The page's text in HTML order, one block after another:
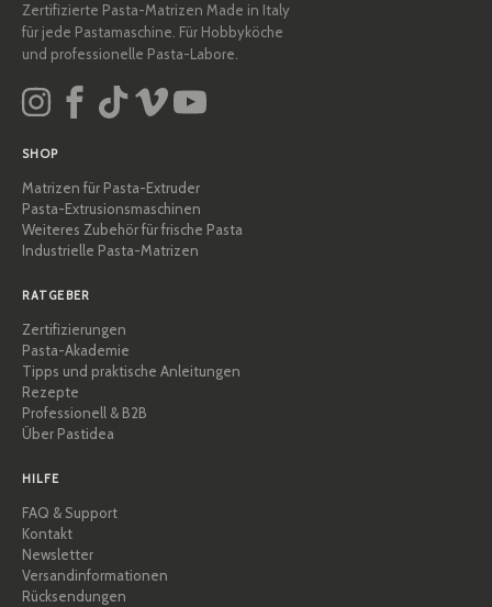
Zertifizierte Pasta-Matrizen Made in Italy
für jede Pastamaschine. Für Hobbyköche
und professionelle Pasta-Labore.
SHOP
Matrizen für Pasta-Extruder
Pasta-Extrusionsmaschinen
Weiteres Zubehör für frische Pasta
Industrielle Pasta-Matrizen
RATGEBER
Zertifizierungen
Pasta-Akademie
Tipps und praktische Anleitungen
Rezepte
Professionell & B2B
Über Pastidea
HILFE
FAQ & Support
Kontakt
Newsletter
Versandinformationen
Rücksendungen